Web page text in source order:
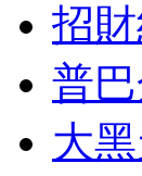
招
普
大